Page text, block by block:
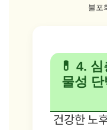
불포
💊 4.
물성 단
건강한 노